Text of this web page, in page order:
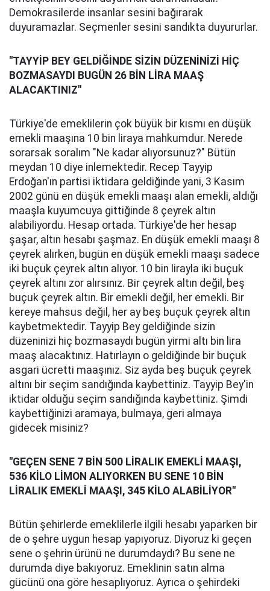
Demokrasilerde insanlar sesini bağırarak
duyuramazlar. Seçmenler sesini sandıkta duyururlar.
"TAYYİP BEY GELDİĞİNDE SİZİN DÜZENİNİZİ HİÇ
BOZMASAYDI BUGÜN 26 BİN LİRA MAAŞ
ALACAKTINIZ"
Türkiye'de emeklilerin çok büyük bir kısmı en düşük
emekli maaşına 10 bin liraya mahkumdur. Nerede
sorarsak soralım "Ne kadar alıyorsunuz?" Bütün
meydan 10 diye inlemektedir. Recep Tayyip
Erdoğan'ın partisi iktidara geldiğinde yani, 3 Kasım
2002 günü en düşük emekli maaşı alan emekli, aldığı
maaşla kuyumcuya gittiğinde 8 çeyrek altın
alabiliyordu. Hesap ortada. Türkiye'de her hesap
şaşar, altın hesabı şaşmaz. En düşük emekli maaşı 8
çeyrek alırken, bugün en düşük emekli maaşı sadece
iki buçuk çeyrek altın alıyor. 10 bin lirayla iki buçuk
çeyrek altını zor alırsınız. Bir çeyrek altın değil, beş
buçuk çeyrek altın. Bir emekli değil, her emekli. Bir
kereye mahsus değil, her ay beş buçuk çeyrek altın
kaybetmektedir. Tayyip Bey geldiğinde sizin
düzeninizi hiç bozmasaydı bugün yirmi altı bin lira
maaş alacaktınız. Hatırlayın o geldiğinde bir buçuk
asgari ücretti maaşınız. Siz ayda beş buçuk çeyrek
altını bir seçim sandığında kaybettiniz. Tayyip Bey'in
iktidar olduğu seçim sandığında kaybettiniz. Şimdi
kaybettiğinizi aramaya, bulmaya, geri almaya
gidecek misiniz?
"GEÇEN SENE 7 BİN 500 LİRALIK EMEKLİ MAAŞI,
536 KİLO LİMON ALIYORKEN BU SENE 10 BİN
LİRALIK EMEKLİ MAAŞI, 345 KİLO ALABİLİYOR"
Bütün şehirlerde emeklilerle ilgili hesabı yaparken bir
de o şehre uygun hesap yapıyoruz. Diyoruz ki geçen
sene o şehrin ürünü ne durumdaydı? Bu sene ne
durumda diye bakıyoruz. Emeklinin satın alma
gücünü ona göre hesaplıyoruz. Ayrıca o şehirdeki